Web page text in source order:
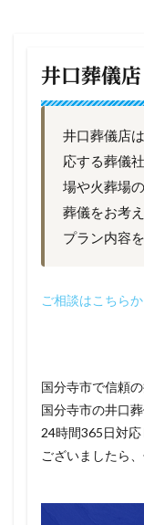
井口葬儀店
井口葬儀店
応する葬儀
場や火葬場
葬儀をお考
プラン内容
ご相談はこちら
国分寺市で信頼
国分寺市の井口
24時間365日対
ございましたら